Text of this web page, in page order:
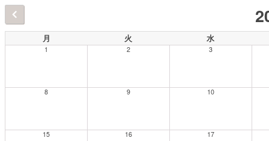
月 火 水
1 2 3
8 9 10
15 16 17